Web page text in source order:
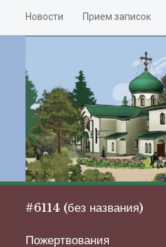
Новости Прием записок
#6114 (без названия)
Пожертвования